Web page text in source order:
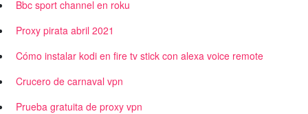
Bbc sport channel en roku
Proxy pirata abril 2021
Cómo instalar kodi en fire tv stick con alexa voice remote
Crucero de carnaval vpn
Prueba gratuita de proxy vpn